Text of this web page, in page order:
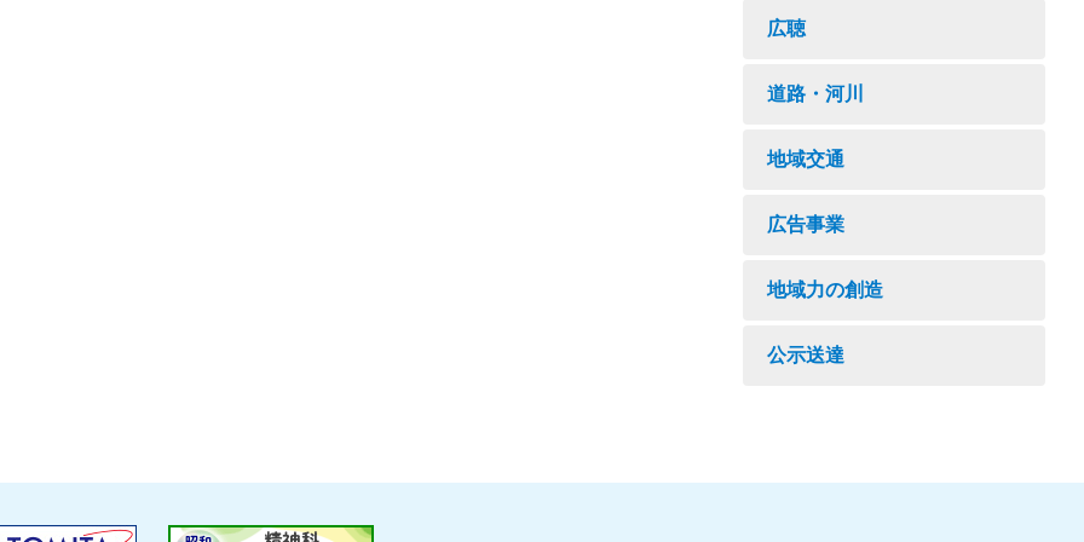
広聴
道路・河川
地域交通
広告事業
地域力の創造
公示送達